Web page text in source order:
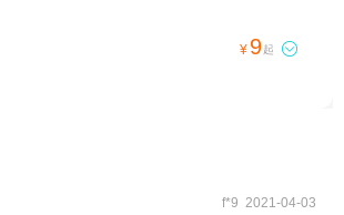
¥ 9起 
f*9 2021-04-03